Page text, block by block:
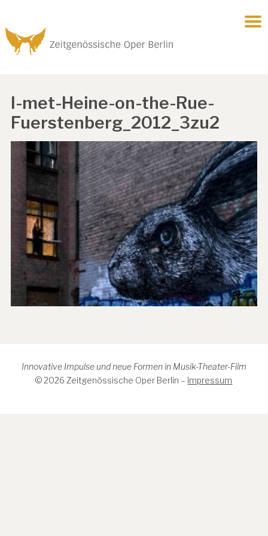
I-met-Heine-on-the-Rue-
Fuerstenberg_2012_3zu2
Innovative Impulse und neue Formen in Musik-Theater-Film
© 2026 Zeitgenössische Oper Berlin – Impressum